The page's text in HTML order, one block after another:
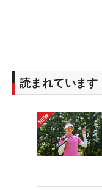
読まれています